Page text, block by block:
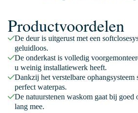
Productvoordelen
De deur is uitgerust met een
geluidloos.
De onderkast is volledig
u weinig installatiewerk heeft.
Dankzij het verstelbare ophangsysteem
perfect waterpas.
De natuurstenen waskom gaat bij goed
lang mee.